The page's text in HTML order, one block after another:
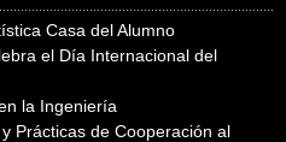
Casa del Alumno
el Día Internacional del
la Ingeniería
Prácticas de Cooperación al